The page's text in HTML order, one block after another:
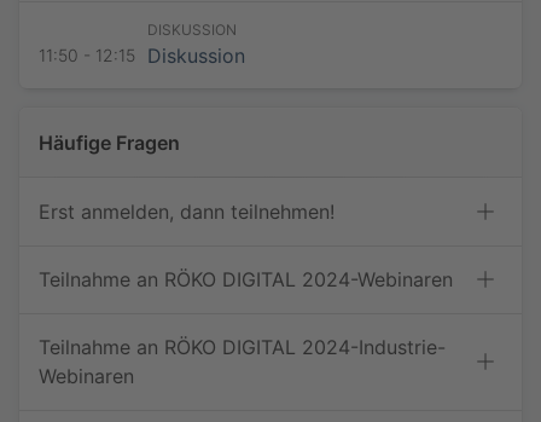
Bitte beachten Sie die
Jetzt teilnehmen
11:50 - 12:15
DISKUSSION
Diskussion
Häufige Fragen
Erst anmelden, dann teilnehmen!
Teilnahme an RÖKO DIGITAL 2024-Webinaren
Teilnahme an RÖKO DIGITAL 2024-Industrie-
Webinaren